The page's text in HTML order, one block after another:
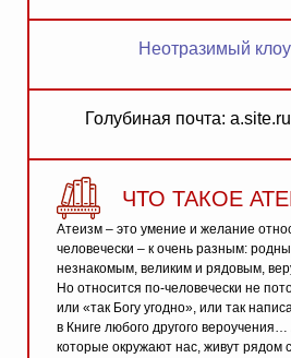
Неотразимый
Голубиная почта:
ЧТО ТАКОЕ
Атеизм – это умение и желание
человечески – к очень разным:
незнакомым, великим и рядовым,
Но относится по-человечески не
или «так Богу угодно», или так
в Книге любого другого
которые окружают нас, живут рядом